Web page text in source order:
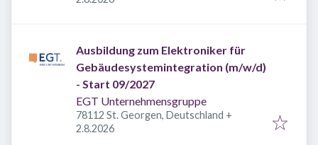
Ausbildung zum Elektroniker für
Gebäudesystemintegration (m/w/d)
- Start 09/2027
EGT Unternehmensgruppe
78112 St. Georgen, Deutschland +
Veröffentlicht
2.8.2026